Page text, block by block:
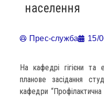
населення
Прес-служба 15/
На кафедрі гігієни та
планове засідання
кафедри